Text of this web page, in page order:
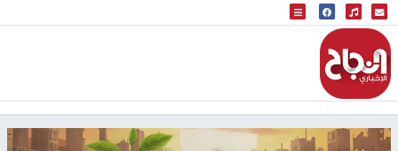
البث المباشر
إذاعة النجاح